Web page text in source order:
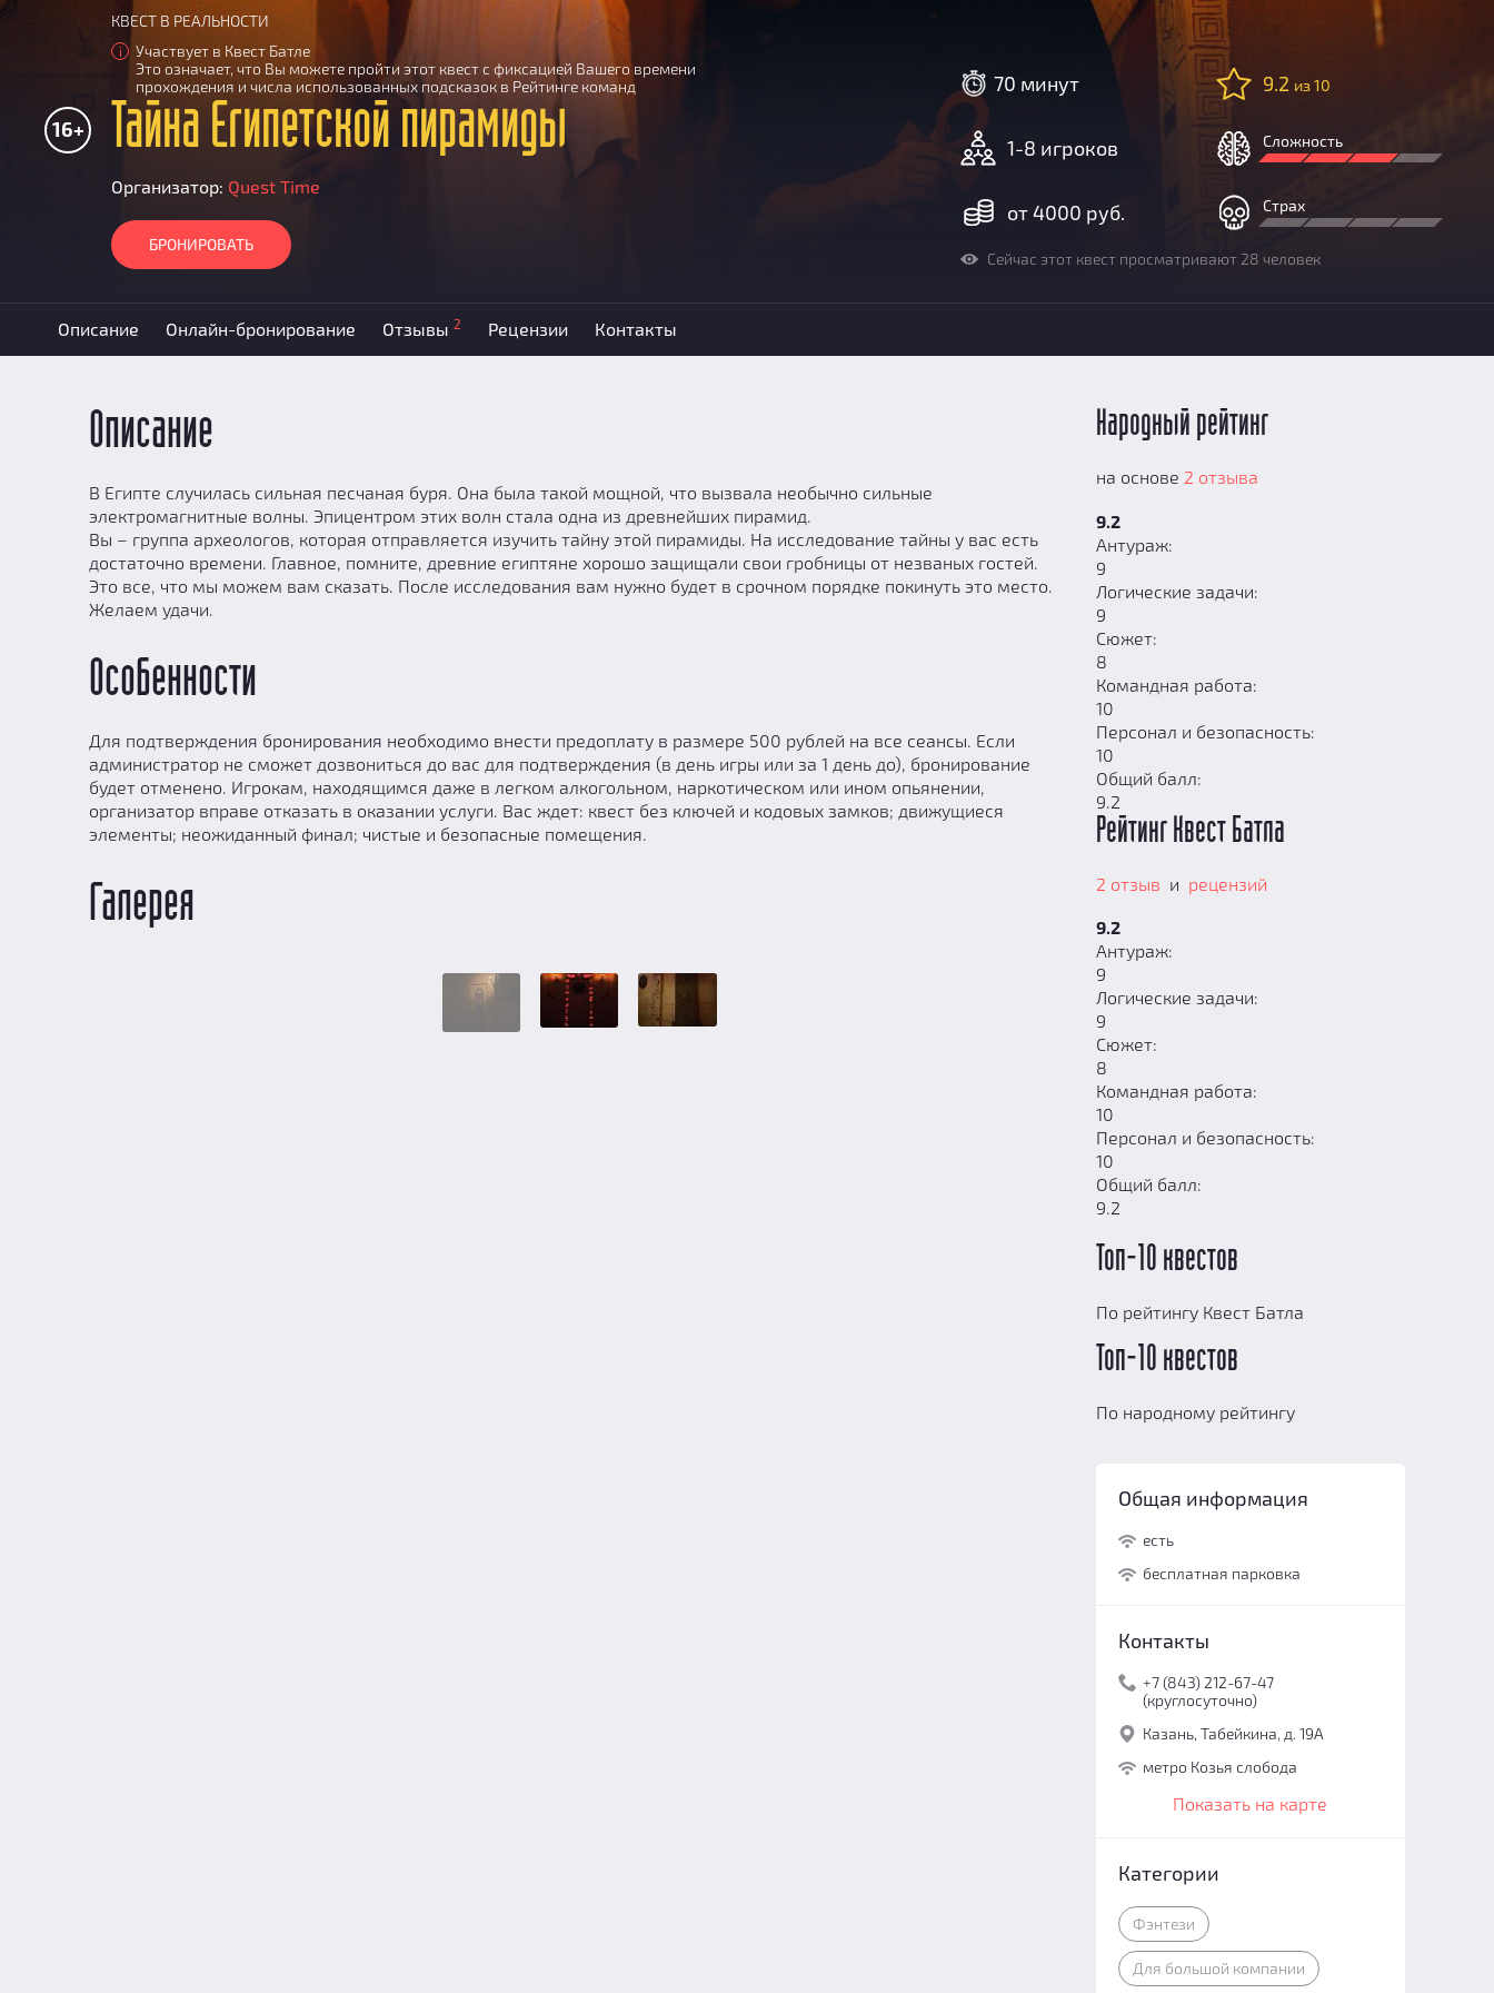
КВЕСТ В РЕАЛЬНОСТИ
i
Участвует в Квест Батле
Это означает, что Вы можете пройти этот квест с фиксацией Вашего времени
прохождения и числа использованных подсказок в Рейтинге команд
Тайна Египетской пирамиды
16+
Организатор: Quest Time
БРОНИРОВАТЬ
70 минут
1-8 игроков
от 4000 руб.
9.2 из 10
Сложность
Страх
Сейчас этот квест просматривают 28 человек
Описание Онлайн-бронирование Отзывы 2 Рецензии Контакты
Описание
В Египте случилась сильная песчаная буря. Она была такой мощной, что вызвала необычно сильные
электромагнитные волны. Эпицентром этих волн стала одна из древнейших пирамид.
Вы – группа археологов, которая отправляется изучить тайну этой пирамиды. На исследование тайны у вас есть
достаточно времени. Главное, помните, древние египтяне хорошо защищали свои гробницы от незваных гостей.
Это все, что мы можем вам сказать. После исследования вам нужно будет в срочном порядке покинуть это место.
Желаем удачи.
Особенности
Для подтверждения бронирования необходимо внести предоплату в размере 500 рублей на все сеансы. Если
администратор не сможет дозвониться до вас для подтверждения (в день игры или за 1 день до), бронирование
будет отменено. Игрокам, находящимся даже в легком алкогольном, наркотическом или ином опьянении,
организатор вправе отказать в оказании услуги. Вас ждет: квест без ключей и кодовых замков; движущиеся
элементы; неожиданный финал; чистые и безопасные помещения.
Народный рейтинг
на основе 2 отзыва
9.2
Антураж:
9
Логические задачи:
9
Сюжет:
8
Командная работа:
10
Персонал и безопасность:
10
Общий балл:
9.2
Рейтинг Квест Батла
2 отзыв и рецензий
9.2
Антураж:
9
Логические задачи:
9
Сюжет:
8
Командная работа:
10
Персонал и безопасность:
10
Общий балл:
9.2
Топ-10 квестов
По рейтингу Квест Батла
Топ-10 квестов
По народному рейтингу
Общая информация
есть
бесплатная парковка
Контакты
+7 (843) 212-67-47
(круглосуточно)
Казань, Табейкина, д. 19А
метро Козья слобода
Показать на карте
Категории
Фэнтези
Для большой компании
Галерея